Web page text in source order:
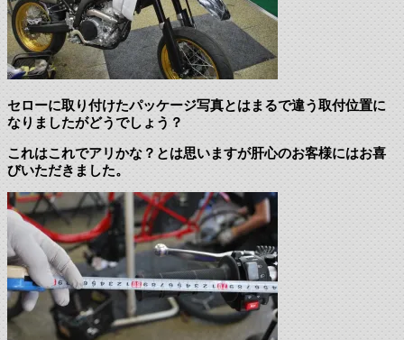
セローに取り付けたパッケージ写真とはまるで違う取付位置に
なりましたがどうでしょう？
これはこれでアリかな？とは思いますが肝心のお客様にはお喜
びいただきました。